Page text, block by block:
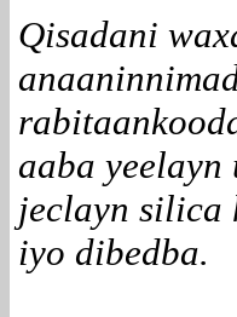
Qisadani
aaba
jeclayn silica
iyo dibedba.